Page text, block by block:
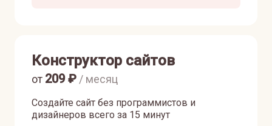
Конструктор сайтов
Создайте сайт без программистов и
дизайнеров всего за 15 минут
от 209₽ / месяц